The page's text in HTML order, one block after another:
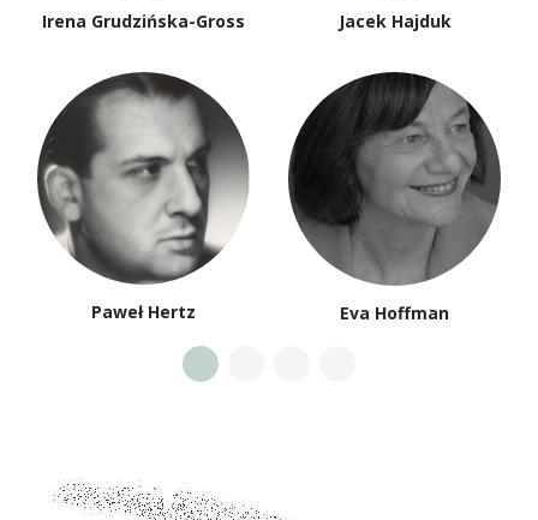
Irena Grudzińska-Gross Jacek Hajduk
Paweł Hertz Eva Hoffman